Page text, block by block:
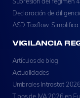
Declaración de
ASD Taxflow:
VIGILANCIA
Artículos de blog
Actualidades
Umbrales Intrastat 2026
Tipos de IVA 2026 en